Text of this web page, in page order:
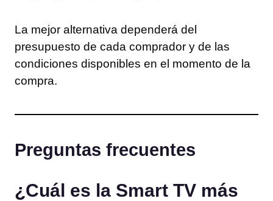
La mejor alternativa dependerá del
presupuesto de cada comprador y de las
condiciones disponibles en el momento de la
compra.
Preguntas frecuentes
¿Cuál es la Smart TV más